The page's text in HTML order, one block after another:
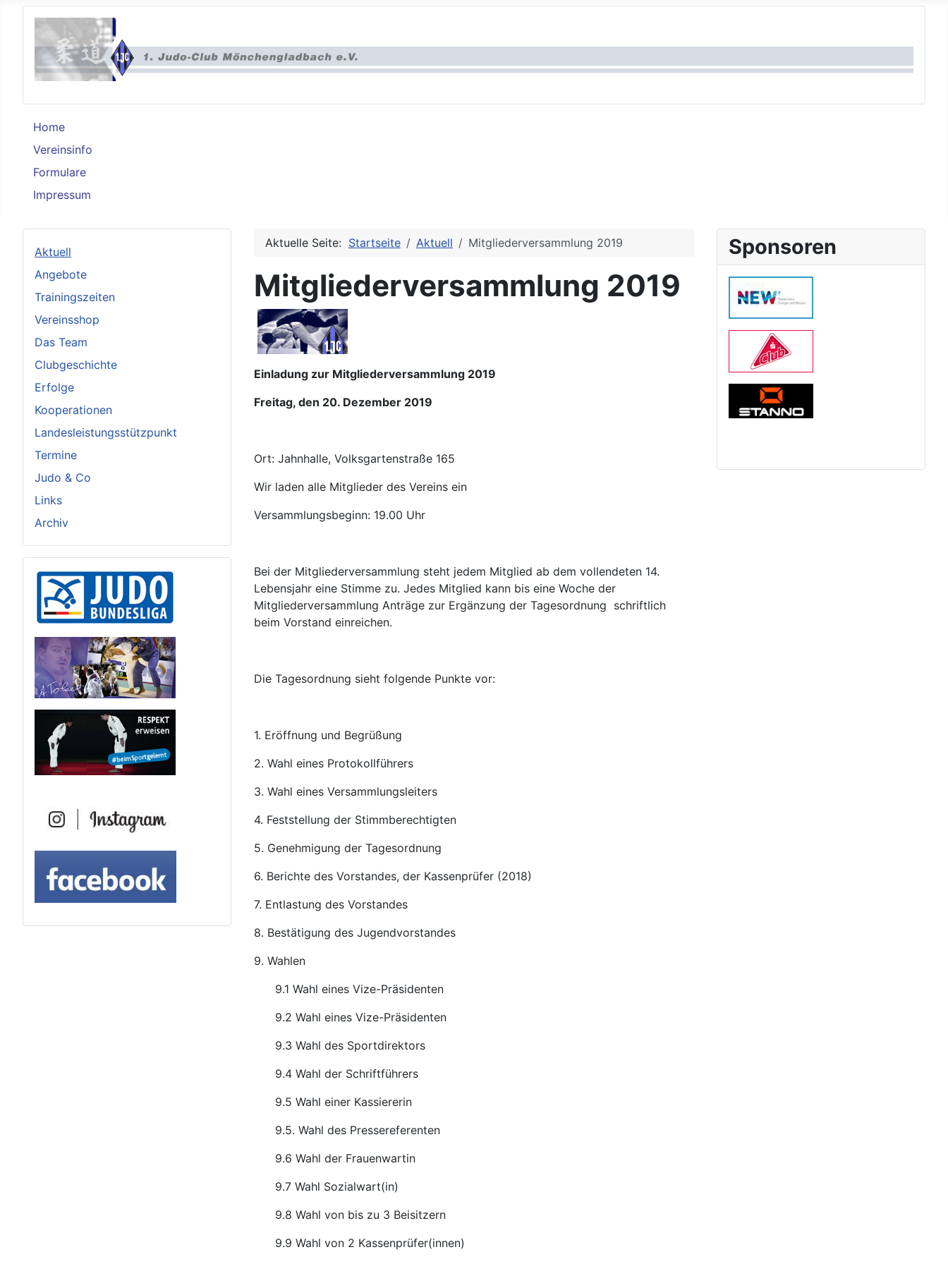
Home
Vereinsinfo
Formulare
Impressum
Aktuell
Angebote
Trainingszeiten
Vereinsshop
Das Team
Clubgeschichte
Erfolge
Kooperationen
Landesleistungsstützpunkt
Termine
Judo & Co
Links
Archiv
Aktuelle Seite: Startseite Aktuell Mitgliederversammlung 2019
Mitgliederversammlung 2019
Einladung zur Mitgliederversammlung 2019
Freitag, den 20. Dezember 2019
Ort: Jahnhalle, Volksgartenstraße 165
Wir laden alle Mitglieder des Vereins ein
Versammlungsbeginn: 19.00 Uhr
Bei der Mitgliederversammlung steht jedem Mitglied ab dem vollendeten 14.
Lebensjahr eine Stimme zu. Jedes Mitglied kann bis eine Woche der
Mitgliederversammlung Anträge zur Ergänzung der Tagesordnung schriftlich
beim Vorstand einreichen.
Die Tagesordnung sieht folgende Punkte vor:
1. Eröffnung und Begrüßung
2. Wahl eines Protokollführers
3. Wahl eines Versammlungsleiters
4. Feststellung der Stimmberechtigten
5. Genehmigung der Tagesordnung
6. Berichte des Vorstandes, der Kassenprüfer (2018)
7. Entlastung des Vorstandes
8. Bestätigung des Jugendvorstandes
9. Wahlen
9.1 Wahl eines Vize-Präsidenten
9.2 Wahl eines Vize-Präsidenten
9.3 Wahl des Sportdirektors
9.4 Wahl der Schriftführers
9.5 Wahl einer Kassiererin
9.5. Wahl des Pressereferenten
9.6 Wahl der Frauenwartin
9.7 Wahl Sozialwart(in)
9.8 Wahl von bis zu 3 Beisitzern
9.9 Wahl von 2 Kassenprüfer(innen)
Sponsoren